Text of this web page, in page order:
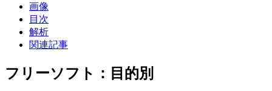
画像
目次
解析
関連記事
フリーソフト：目的別